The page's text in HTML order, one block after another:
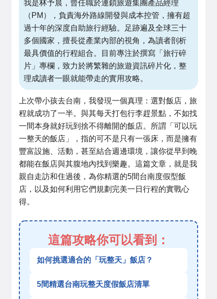
我是林予晨，曾任職於連鎖旅遊集團產品經理
（PM），負責海外路線開發與成本控管，擁有超
過十年的深度自助旅行經驗。足跡遍及全球三十
多個國家，擅長從產業內部的視角，為讀者剖析
最具價值的行程組合。目前專注於撰寫「旅行碎
片」專欄，致力於將繁雜的旅遊資訊碎片化，整
理成讀者一眼就能帶走的實用攻略。
上次帶小孩去台南，我發現一個真理：選對飯店，旅
程就成功了一半。與其每天打包行李趕景點，不如找
一間本身就好玩到捨不得離開的飯店。所謂「可以玩
一整天的飯店」，指的可不是只有一張床，而是擁有
豐富設施、活動，甚至結合週邊環境，讓你從早到晚
都能在飯店與其腹地內找到樂趣。這篇文章，就是我
親自走訪和住過後，為你精選的5間台南度假型飯
店，以及如何利用它們規劃完美一日行程的實戰心
得。
這篇攻略你可以看到：
如何挑選適合的「玩整天」飯店？
5間精選台南玩整天度假飯店清單